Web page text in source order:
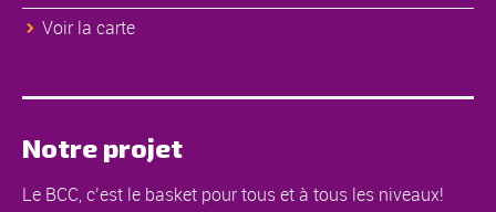
Voir la carte
Notre projet
Le BCC, c’est le basket pour tous et à tous les niveaux!